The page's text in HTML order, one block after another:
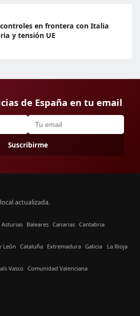
en frontera con Italia
y tensión UE
de España en tu email
Suscribirme
actualizada.
Asturias Baleares Canarias Cantabria
León Cataluña Extremadura Galicia La Rioja
Vasco Comunidad Valenciana